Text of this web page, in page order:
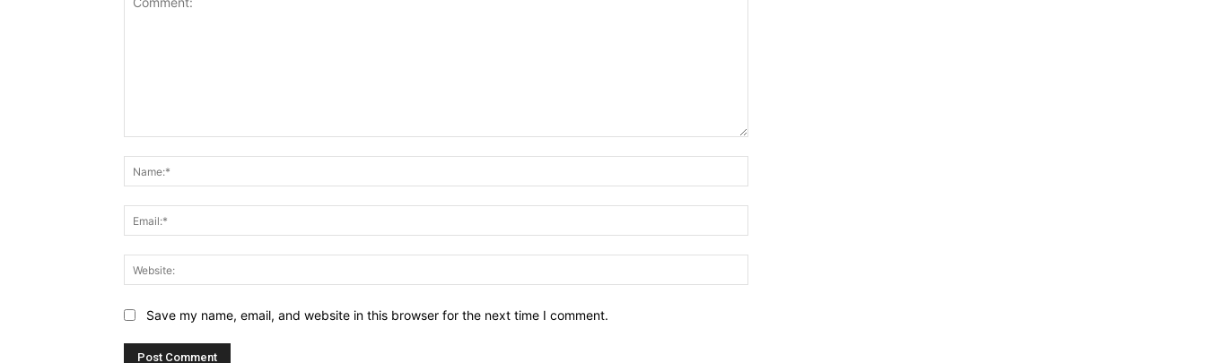
Save my name, email, and website in this browser for the next time I comment.